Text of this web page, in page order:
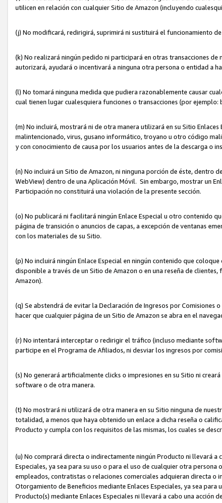
utilicen en relación con cualquier Sitio de Amazon (incluyendo
(j) No modificará, redirigirá, suprimirá ni sustituirá el funcionamiento
(k) No realizará ningún pedido ni participará en otras transacciones
autorizará, ayudará o incentivará a ninguna otra persona o entidad a
(l) No tomará ninguna medida que pudiera razonablemente causar
cual tienen lugar cualesquiera funciones o transacciones (por
(m) No incluirá, mostrará ni de otra manera utilizará en su Sitio
malintencionado, virus, gusano informático, troyano u otro código
y con conocimiento de causa por los usuarios antes de la descarga
(n) No incluirá un Sitio de Amazon, ni ninguna porción de éste,
WebView) dentro de una Aplicación Móvil. Sin embargo, mostrar un
Participación no constituirá una violación de la presente sección.
(o) No publicará ni facilitará ningún Enlace Especial u otro contenido
página de transición o anuncios de capas, a excepción de ventanas
con los materiales de su Sitio.
(p) No incluirá ningún Enlace Especial en ningún contenido que
disponible a través de un Sitio de Amazon o en una reseña de
Amazon).
(q) Se abstendrá de evitar la Declaración de Ingresos por
hacer que cualquier página de un Sitio de Amazon se abra en el
(r) No intentará interceptar o redirigir el tráfico (incluso mediante
participe en el Programa de Afiliados, ni desviar los ingresos por
(s) No generará artificialmente clicks o impresiones en su Sitio ni
software o de otra manera.
(t) No mostrará ni utilizará de otra manera en su Sitio ninguna de
totalidad, a menos que haya obtenido un enlace a dicha reseña o
Producto y cumpla con los requisitos de las mismas, los cuales se
(u) No comprará directa o indirectamente ningún Producto ni llevará a
Especiales, ya sea para su uso o para el uso de cualquier otra
empleados, contratistas o relaciones comerciales adquieran directa o
Otorgamiento de Beneficios mediante Enlaces Especiales, ya sea
Producto(s) mediante Enlaces Especiales ni llevará a cabo una